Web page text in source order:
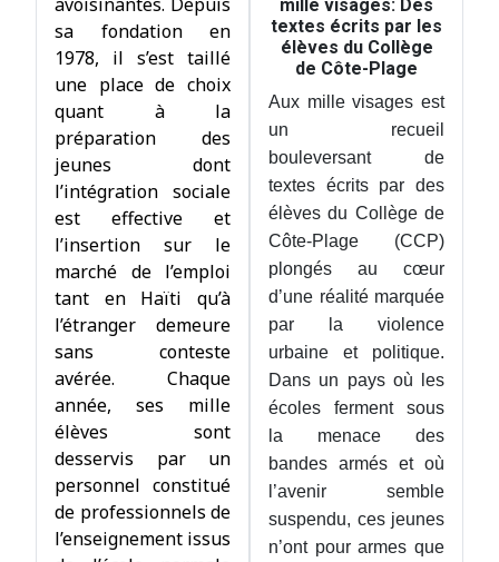
sa fondation en
1978, il s’est taillé
une place de choix
quant à la
préparation des
jeunes dont
l’intégration sociale
est effective et
l’insertion sur le
marché de l’emploi
tant en Haïti qu’à
l’étranger demeure
sans conteste
avérée. Chaque
année, ses mille
élèves sont
desservis par un
personnel constitué
de professionnels de
l’enseignement issus
mille visages: Des
textes écrits par les
élèves du Collège
de Côte-Plage
Aux mille visages est
un recueil
bouleversant de
textes écrits par des
élèves du Collège de
Côte-Plage (CCP)
plongés au cœur
d’une réalité marquée
par la violence
urbaine et politique.
Dans un pays où les
écoles ferment sous
la menace des
bandes armés et où
l’avenir semble
suspendu, ces jeunes
n’ont pour armes que